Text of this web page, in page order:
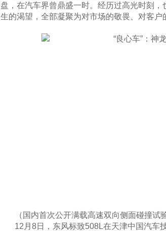
盘，在汽车界曾鼎盛一时。经历过高光时刻，
生的渴望，全部凝聚为对市场的敬畏、对客户
（国内首次公开满载高速双向侧面碰撞试
12月8日，东风标致508L在天津中国汽车